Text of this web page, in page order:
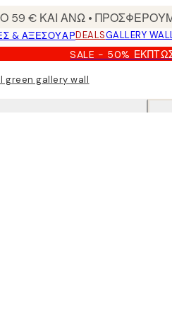
€ ΚΑΙ ΑΝΩ •
& ΑΞΕΣΟΥΆΡDEALSGALLERY
SALE - 50%
green gallery wall